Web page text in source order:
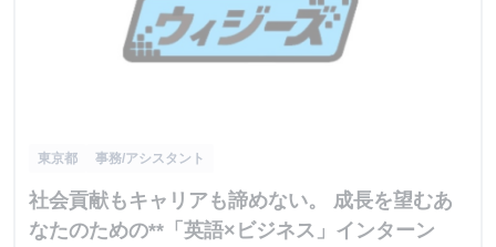
東京都 事務/アシスタント
社会貢献もキャリアも諦めない。 成長を望むあ
なたのための**「英語×ビジネス」インターン